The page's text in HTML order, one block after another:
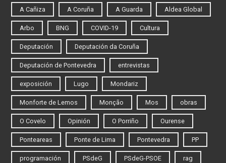
A Cañiza A Coruña A Guarda Aldea Global
Arbo BNG COVID-19 Cultura
Deputación Deputación da Coruña
Deputación de Pontevedra entrevistas
exposición Lugo Mondariz
Monforte de Lemos Monção Mos obras
O Covelo Opinión O Porriño Ourense
Ponteareas Ponte de Lima Pontevedra PP
programación PSdeG PSdeG-PSOE rag